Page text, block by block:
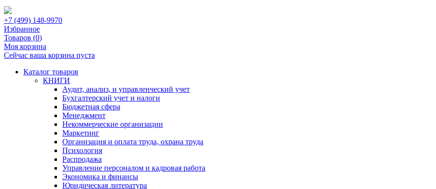
+7 (499) 148-9970
Избранное
Товаров (0)
Моя корзина
Сейчас ваша корзина пуста
Каталог товаров
КНИГИ
Аудит, анализ, и управленческий учет
Бухгалтерский учет и налоги
Бюджетная сфера
Менеджмент
Некоммерческие организации
Маркетинг
Организация и оплата труда, охрана труда
Психология
Распродажа
Управление персоналом и кадровая работа
Экономика и финансы
Юридическая литература